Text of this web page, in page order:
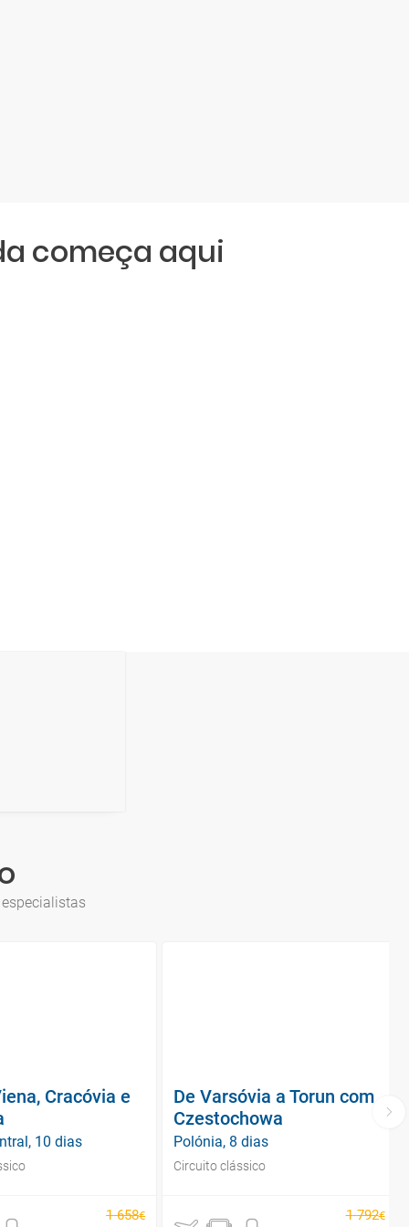
começa aqui
Cracóvia e
10 dias
1 658€
De Varsóvia a Torun com
Czestochowa
Polónia, 8 dias
Circuito clássico
1 792€